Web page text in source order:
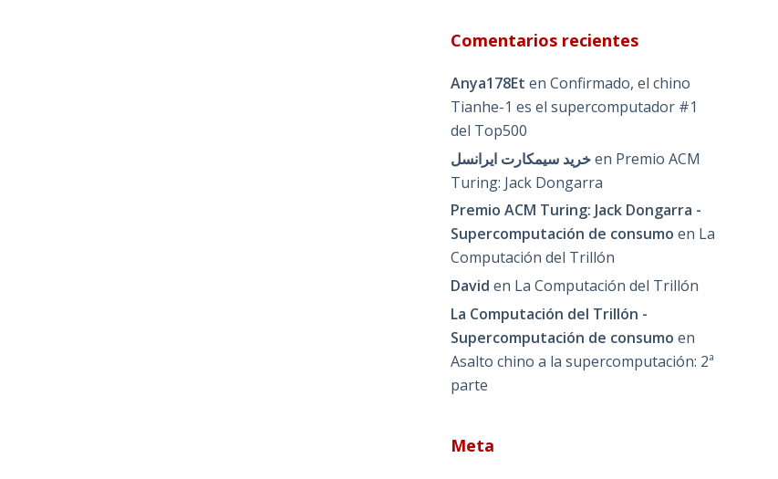
Comentarios recientes
Anya178Et enConfirmado, el chino
Tianhe-1 es el supercomputador #1
del Top500
خرید سیمکارت ایرانسلen Premio ACM
Turing: Jack Dongarra
Premio ACM Turing: Jack Dongarra -
Supercomputación de consumo en La
Computación del Trillón
David en La Computación del Trillón
La Computación del Trillón -
Supercomputación de consumo en
Asalto chino a la supercomputación: 2ª
parte
Meta